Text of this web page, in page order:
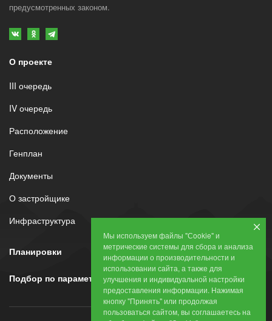
предусмотренных законом.
О проекте
III очередь
IV очередь
Расположение
Генплан
Документы
О застройщике
Инфраструктура
Планировки
Подбор по параметрам
Мы используем файлы "Сookie" и
метрические системы для сбора и анализа
информации о производительности и
использовании сайта, а также для
улучшения и индивидуальной настройки
предоставления информации. Нажимая
кнопку "Принять" или продолжая
пользоваться сайтом, вы соглашаетесь на